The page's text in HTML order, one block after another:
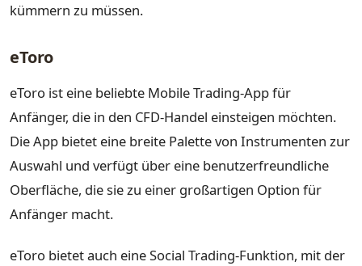
kümmern zu müssen.
eToro
eToro ist eine beliebte Mobile Trading-App für
Anfänger, die in den CFD-Handel einsteigen möchten.
Die App bietet eine breite Palette von Instrumenten zur
Auswahl und verfügt über eine benutzerfreundliche
Oberfläche, die sie zu einer großartigen Option für
Anfänger macht.
eToro bietet auch eine Social Trading-Funktion, mit der